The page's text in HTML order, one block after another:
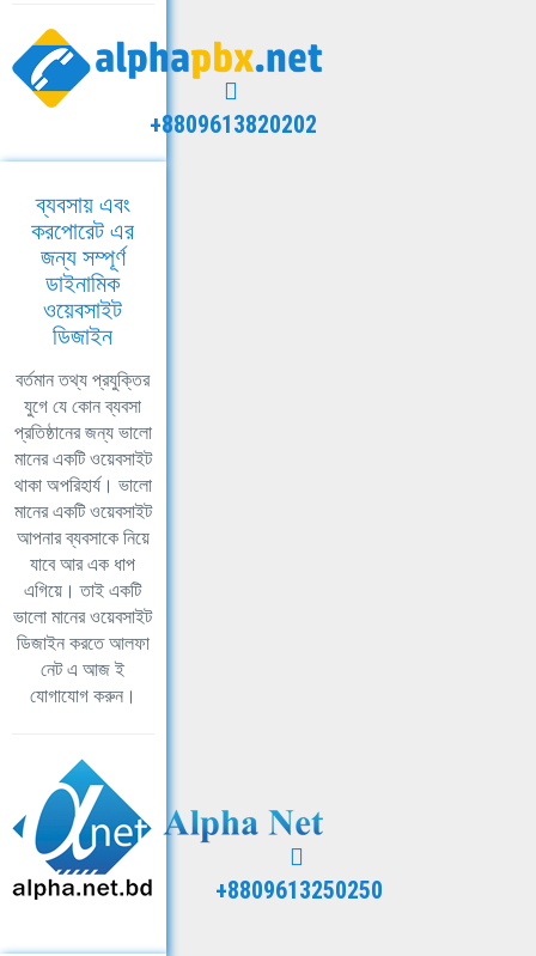
+8809613820202
ব্যবসায় এবং
করপোরেট এর
জন্য সম্পূর্ণ
ডাইনামিক
ওয়েবসাইট
ডিজাইন
বর্তমান তথ্য প্রযুক্তির
যুগে যে কোন ব্যবসা
প্রতিষ্ঠানের জন্য ভালো
মানের একটি ওয়েবসাইট
থাকা অপরিহার্য। ভালো
মানের একটি ওয়েবসাইট
আপনার ব্যবসাকে নিয়ে
যাবে আর এক ধাপ
এগিয়ে। তাই একটি
ভালো মানের ওয়েবসাইট
ডিজাইন করতে আলফা
নেট এ আজ ই
যোগাযোগ করুন।
+8809613250250